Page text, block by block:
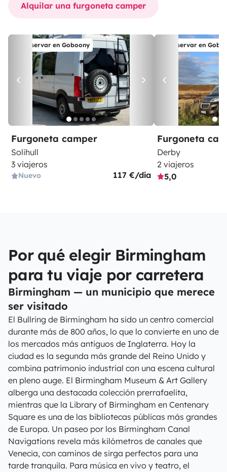
Alquilar una furgoneta camper
Reservar en Goboony
Furgoneta camper
Solihull
3 viajeros
Nuevo 117 €/día
Reservar en
Furgoneta
Derby
2 viajeros
5,0
Por qué elegir Birmingham
para tu viaje por carretera
Birmingham — un municipio que merece
ser visitado
El Bullring de Birmingham ha sido un centro comercial
durante más de 800 años, lo que lo convierte en uno de
los mercados más antiguos de Inglaterra. Hoy la
ciudad es la segunda más grande del Reino Unido y
combina patrimonio industrial con una escena cultural
en pleno auge. El Birmingham Museum & Art Gallery
alberga una destacada colección prerrafaelita,
mientras que la Library of Birmingham en Centenary
Square es una de las bibliotecas públicas más grandes
de Europa. Un paseo por los Birmingham Canal
Navigations revela más kilómetros de canales que
Venecia, con caminos de sirga perfectos para una
tarde tranquila. Para música en vivo y teatro, el